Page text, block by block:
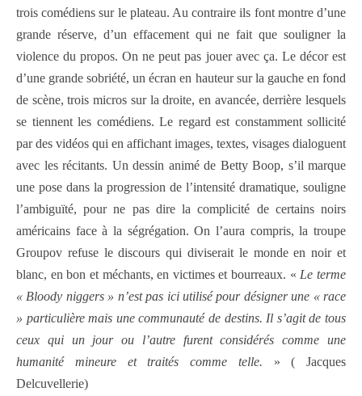
trois comédiens sur le plateau. Au contraire ils font montre d’une
grande réserve, d’un effacement qui ne fait que souligner la
violence du propos. On ne peut pas jouer avec ça. Le décor est
d’une grande sobriété, un écran en hauteur sur la gauche en fond
de scène, trois micros sur la droite, en avancée, derrière lesquels
se tiennent les comédiens. Le regard est constamment sollicité
par des vidéos qui en affichant images, textes, visages dialoguent
avec les récitants. Un dessin animé de Betty Boop, s’il marque
une pose dans la progression de l’intensité dramatique, souligne
l’ambiguïté, pour ne pas dire la complicité de certains noirs
américains face à la ségrégation. On l’aura compris, la troupe
Groupov refuse le discours qui diviserait le monde en noir et
blanc, en bon et méchants, en victimes et bourreaux. « Le terme
« Bloody niggers » n’est pas ici utilisé pour désigner une « race
» particulière mais une communauté de destins. Il s’agit de tous
ceux qui un jour ou l’autre furent considérés comme une
humanité mineure et traités comme telle. » ( Jacques
Delcuvellerie)